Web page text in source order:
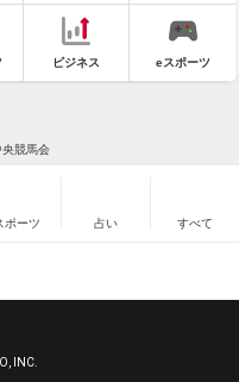
ビジネス eスポーツ
競馬会
ポーツ 占い すべて
INC.